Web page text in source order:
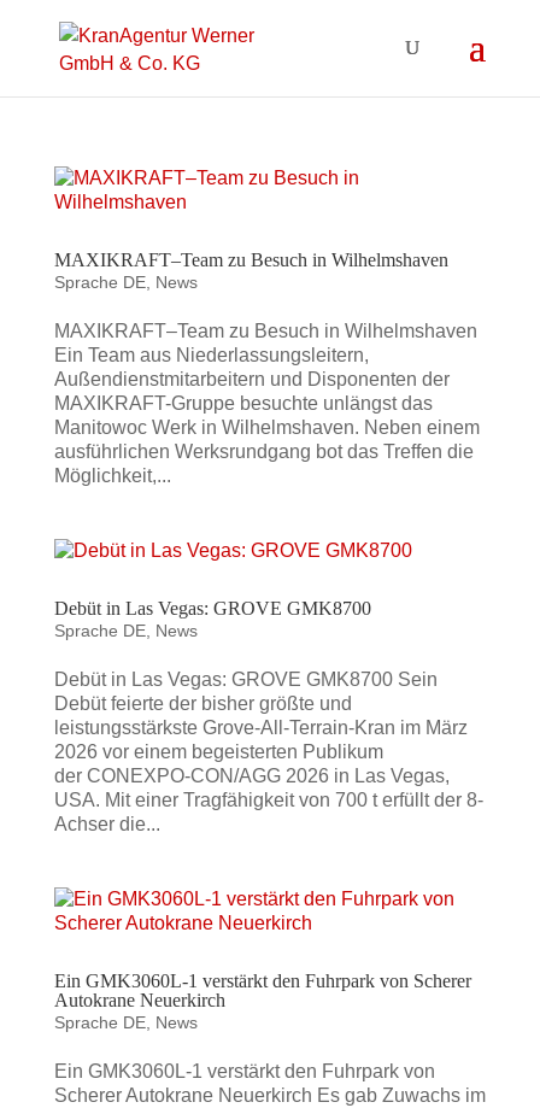
MAXIKRAFT–Team zu Besuch in Wilhelmshaven
Sprache DE, News
MAXIKRAFT–Team zu Besuch in Wilhelmshaven
Ein Team aus Niederlassungsleitern,
Außendienstmitarbeitern und Disponenten der
MAXIKRAFT-Gruppe besuchte unlängst das
Manitowoc Werk in Wilhelmshaven. Neben einem
ausführlichen Werksrundgang bot das Treffen die
Möglichkeit,...
Debüt in Las Vegas: GROVE GMK8700
Sprache DE, News
Debüt in Las Vegas: GROVE GMK8700 Sein
Debüt feierte der bisher größte und
leistungsstärkste Grove-All-Terrain-Kran im März
2026 vor einem begeisterten Publikum
der CONEXPO-CON/AGG 2026 in Las Vegas,
USA. Mit einer Tragfähigkeit von 700 t erfüllt der 8-
Achser die...
Ein GMK3060L-1 verstärkt den Fuhrpark von Scherer
Autokrane Neuerkirch
Sprache DE, News
Ein GMK3060L-1 verstärkt den Fuhrpark von
Scherer Autokrane Neuerkirch Es gab Zuwachs im